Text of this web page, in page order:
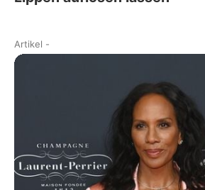
Artikel -